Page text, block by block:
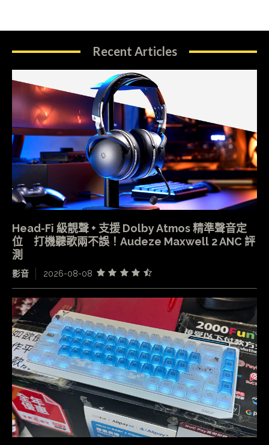
Recent Articles
Head-Fi 級靚聲 + 支援 Dolby Atmos 精準聲音定
位 打機聽歌兩不誤！Audeze Maxwell 2 ANC 評
測
影音 2026-08-08